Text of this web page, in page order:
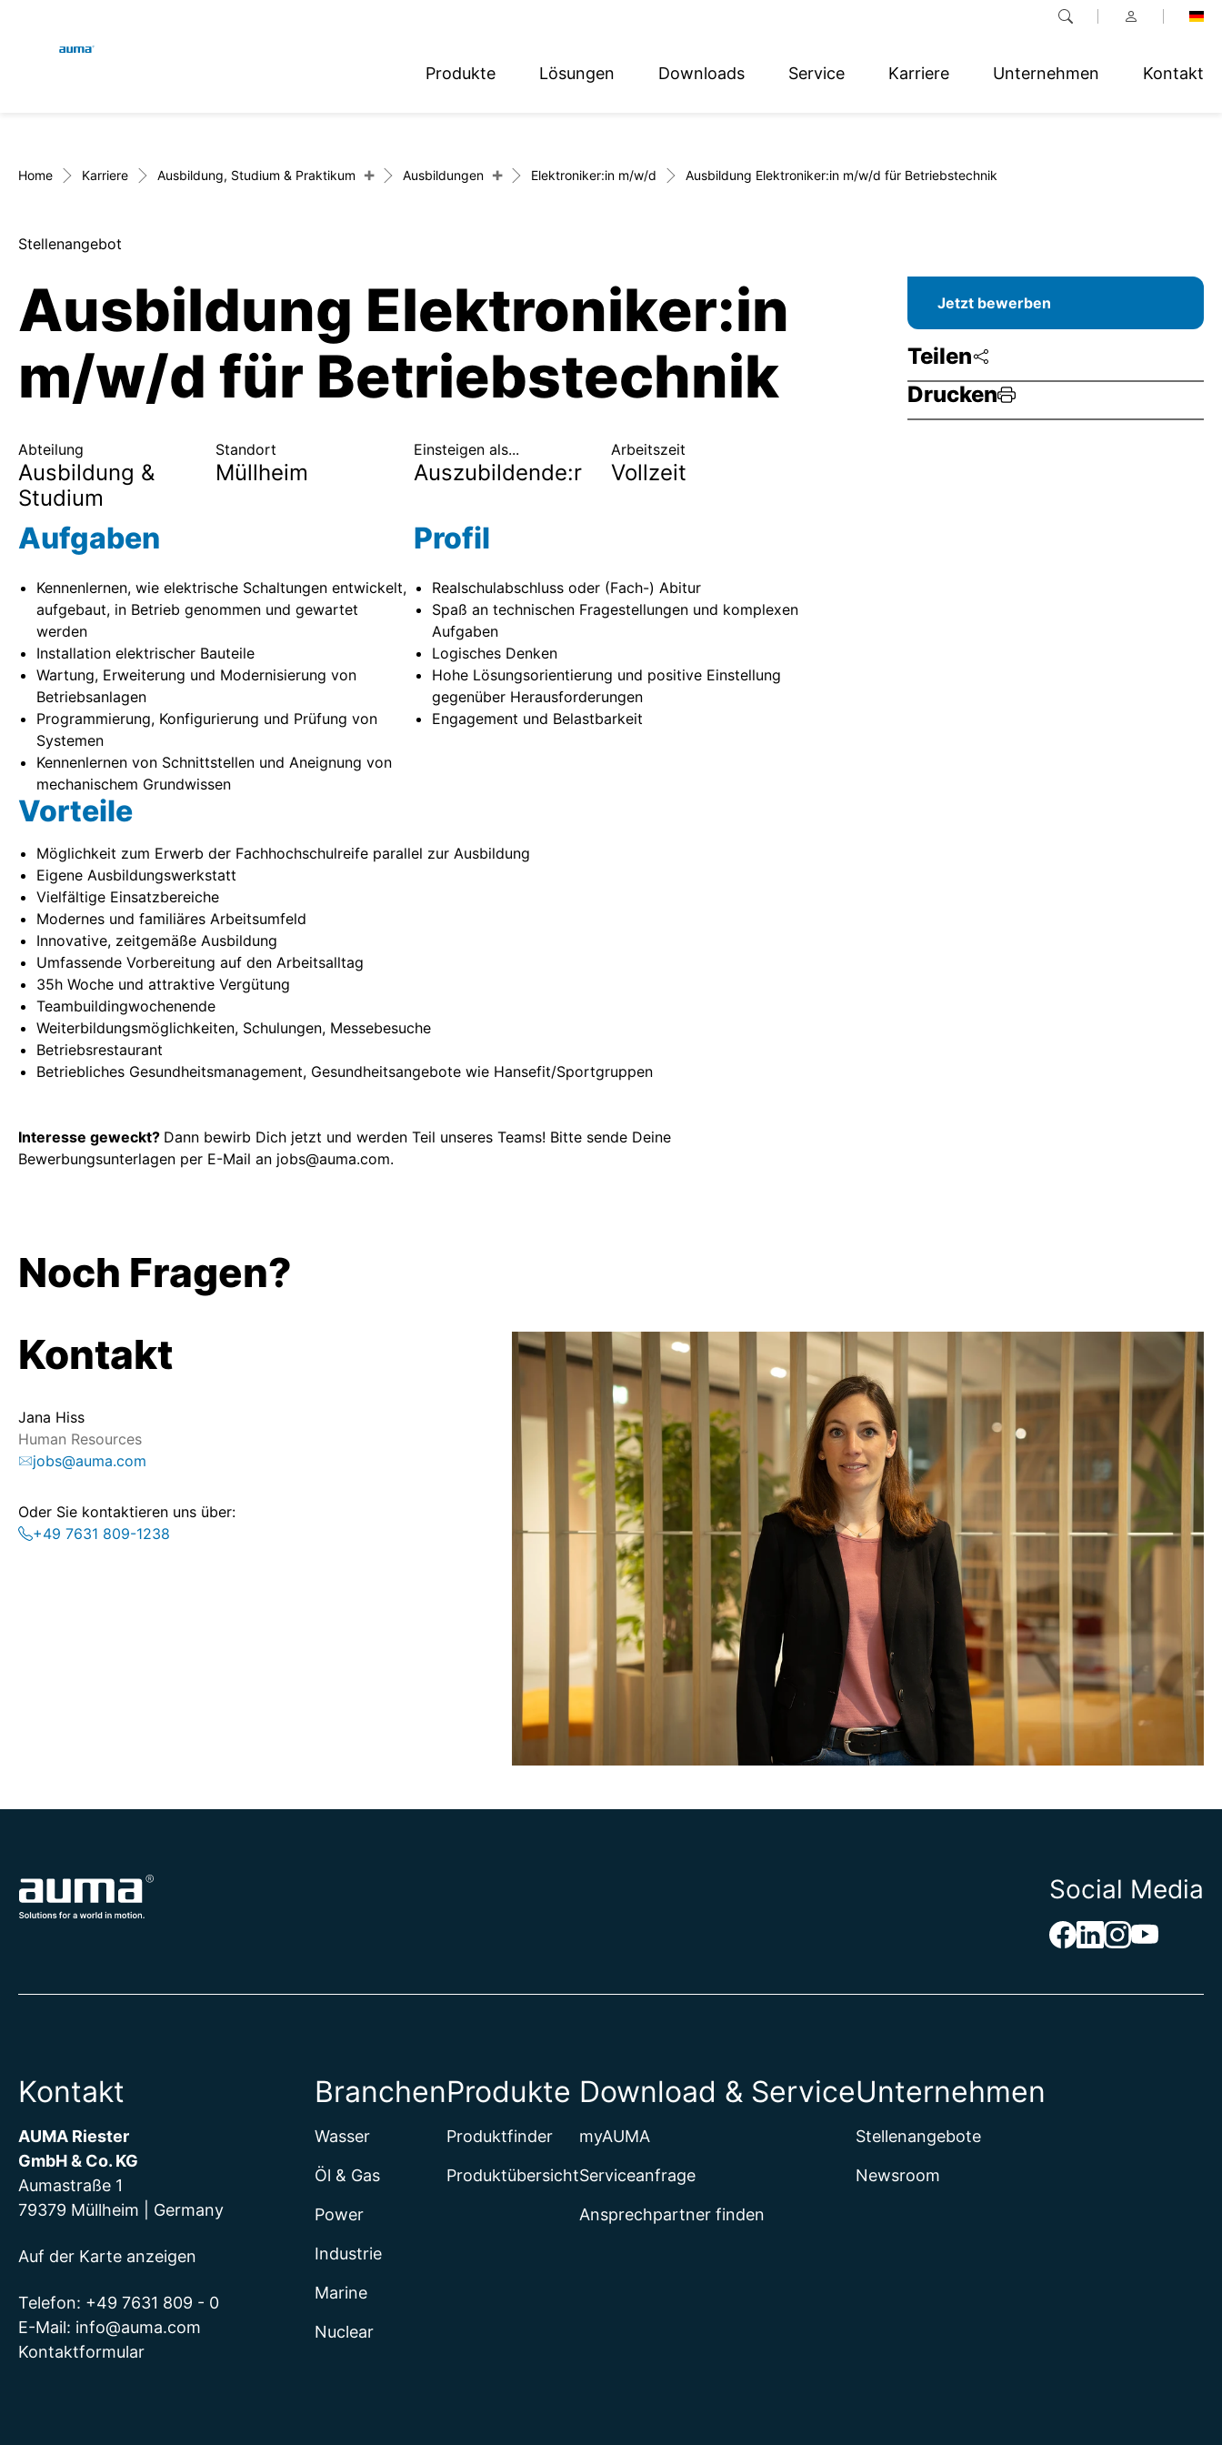
Produkte Lösungen Downloads Service Karriere Unternehmen Kontakt
Europa
Asien und Pazifik
Nordamerika
Home Karriere Ausbildung, Studium & Praktikum + Ausbildungen + Elektroniker:in m/w/d Ausbildung Elektroniker:in m/w/d für Betriebstechnik
Stellenangebot
Ausbildung Elektroniker:in
m/w/d für Betriebstechnik
Abteilung
Ausbildung &
Studium
Standort
Müllheim
Einsteigen als...
Auszubildende:r
Arbeitszeit
Vollzeit
Aufgaben
Kennenlernen, wie elektrische Schaltungen entwickelt,
aufgebaut, in Betrieb genommen und gewartet
werden
Installation elektrischer Bauteile
Wartung, Erweiterung und Modernisierung von
Betriebsanlagen
Programmierung, Konfigurierung und Prüfung von
Systemen
Kennenlernen von Schnittstellen und Aneignung von
mechanischem Grundwissen
Profil
Realschulabschluss oder (Fach-) Abitur
Spaß an technischen Fragestellungen und komplexen
Aufgaben
Logisches Denken
Hohe Lösungsorientierung und positive Einstellung
gegenüber Herausforderungen
Engagement und Belastbarkeit
Vorteile
Möglichkeit zum Erwerb der Fachhochschulreife parallel zur Ausbildung
Eigene Ausbildungswerkstatt
Vielfältige Einsatzbereiche
Modernes und familiäres Arbeitsumfeld
Innovative, zeitgemäße Ausbildung
Umfassende Vorbereitung auf den Arbeitsalltag
35h Woche und attraktive Vergütung
Teambuildingwochenende
Weiterbildungsmöglichkeiten, Schulungen, Messebesuche
Betriebsrestaurant
Betriebliches Gesundheitsmanagement, Gesundheitsangebote wie Hansefit/Sportgruppen
Interesse geweckt? Dann bewirb Dich jetzt und werden Teil unseres Teams! Bitte sende Deine
Bewerbungsunterlagen per E-Mail an jobs@auma.com.
Jetzt bewerben
Teilen
Drucken
Noch Fragen?
Kontakt
Jana Hiss
Human Resources
jobs@auma.com
Oder Sie kontaktieren uns über:
+49 7631 809-1238
Social Media
Kontakt
AUMA Riester
GmbH & Co. KG
Aumastraße 1
79379 Müllheim | Germany
Auf der Karte anzeigen
Telefon: +49 7631 809 - 0
E-Mail: info@auma.com
Kontaktformular
Branchen
Wasser
Öl & Gas
Power
Industrie
Marine
Nuclear
Produkte
Produktfinder
Produktübersicht
Download & Service
myAUMA
Serviceanfrage
Ansprechpartner finden
Unternehmen
Stellenangebote
Newsroom